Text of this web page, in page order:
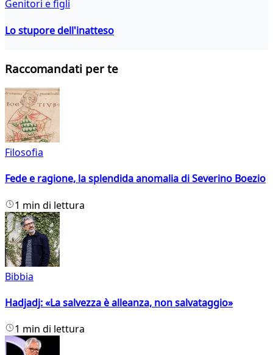
Genitori e figli
Lo stupore dell'inatteso
Raccomandati per te
Filosofia
Fede e ragione, la splendida anomalia di Severino Boezio
1 min di lettura
Bibbia
Hadjadj: «La salvezza è alleanza, non salvataggio»
1 min di lettura